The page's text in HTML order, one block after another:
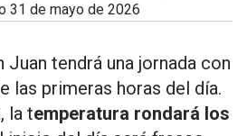
31 de mayo de 2026
Juan tendrá una jornada con
las primeras horas del día.
la temperatura rondará los